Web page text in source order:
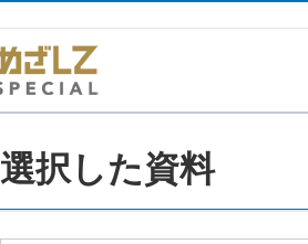
選択した資料